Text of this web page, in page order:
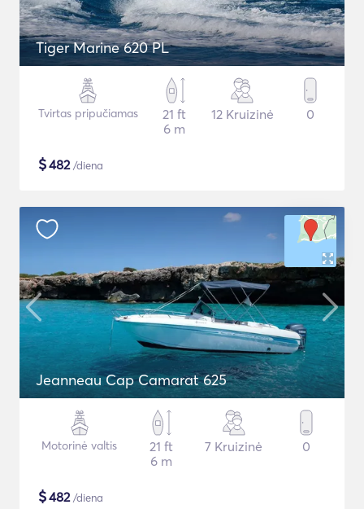
Tiger Marine 620 PL
Tvirtas pripučiamas
21 ft
6 m
12 Kruizinė 0
$482/diena
Jeanneau Cap Camarat 625
Motorinė valtis
21 ft
6 m
7 Kruizinė 0
$482/diena